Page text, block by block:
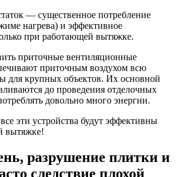
— существенное потребление
нагрева) и эффективное
при работающей вытяжке.
приточные вентиляционные
приточным воздухом всю
для крупных объектов. Их основной
до проведения отделочных
довольно много энергии.
эти устройства будут эффективны
вытяжке!
разрушение плитки и
следствие плохой